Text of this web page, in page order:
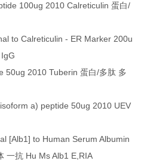
100ug 2010 Calreticulin 蛋白/
to Calreticulin - ER Marker 200u
50ug 2010 Tuberin 蛋白/多肽 多
a) peptide 50ug 2010 UEV
[Alb1] to Human Serum Albumin
一抗 Hu Ms Alb1 E,RIA